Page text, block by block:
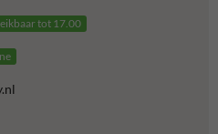
tot 17.00